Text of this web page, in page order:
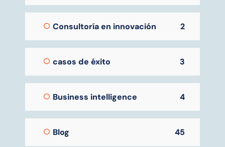
Consultoría en innovación 2
casos de éxito 3
Business intelligence 4
Blog 45